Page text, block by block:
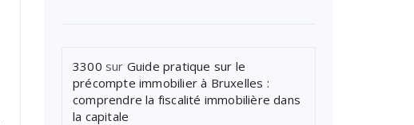
3300 sur Guide pratique sur le
précompte immobilier à Bruxelles :
comprendre la fiscalité immobilière dans
la capitale